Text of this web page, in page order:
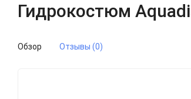
Гидрокостюм
Обзор Отзывы (0)